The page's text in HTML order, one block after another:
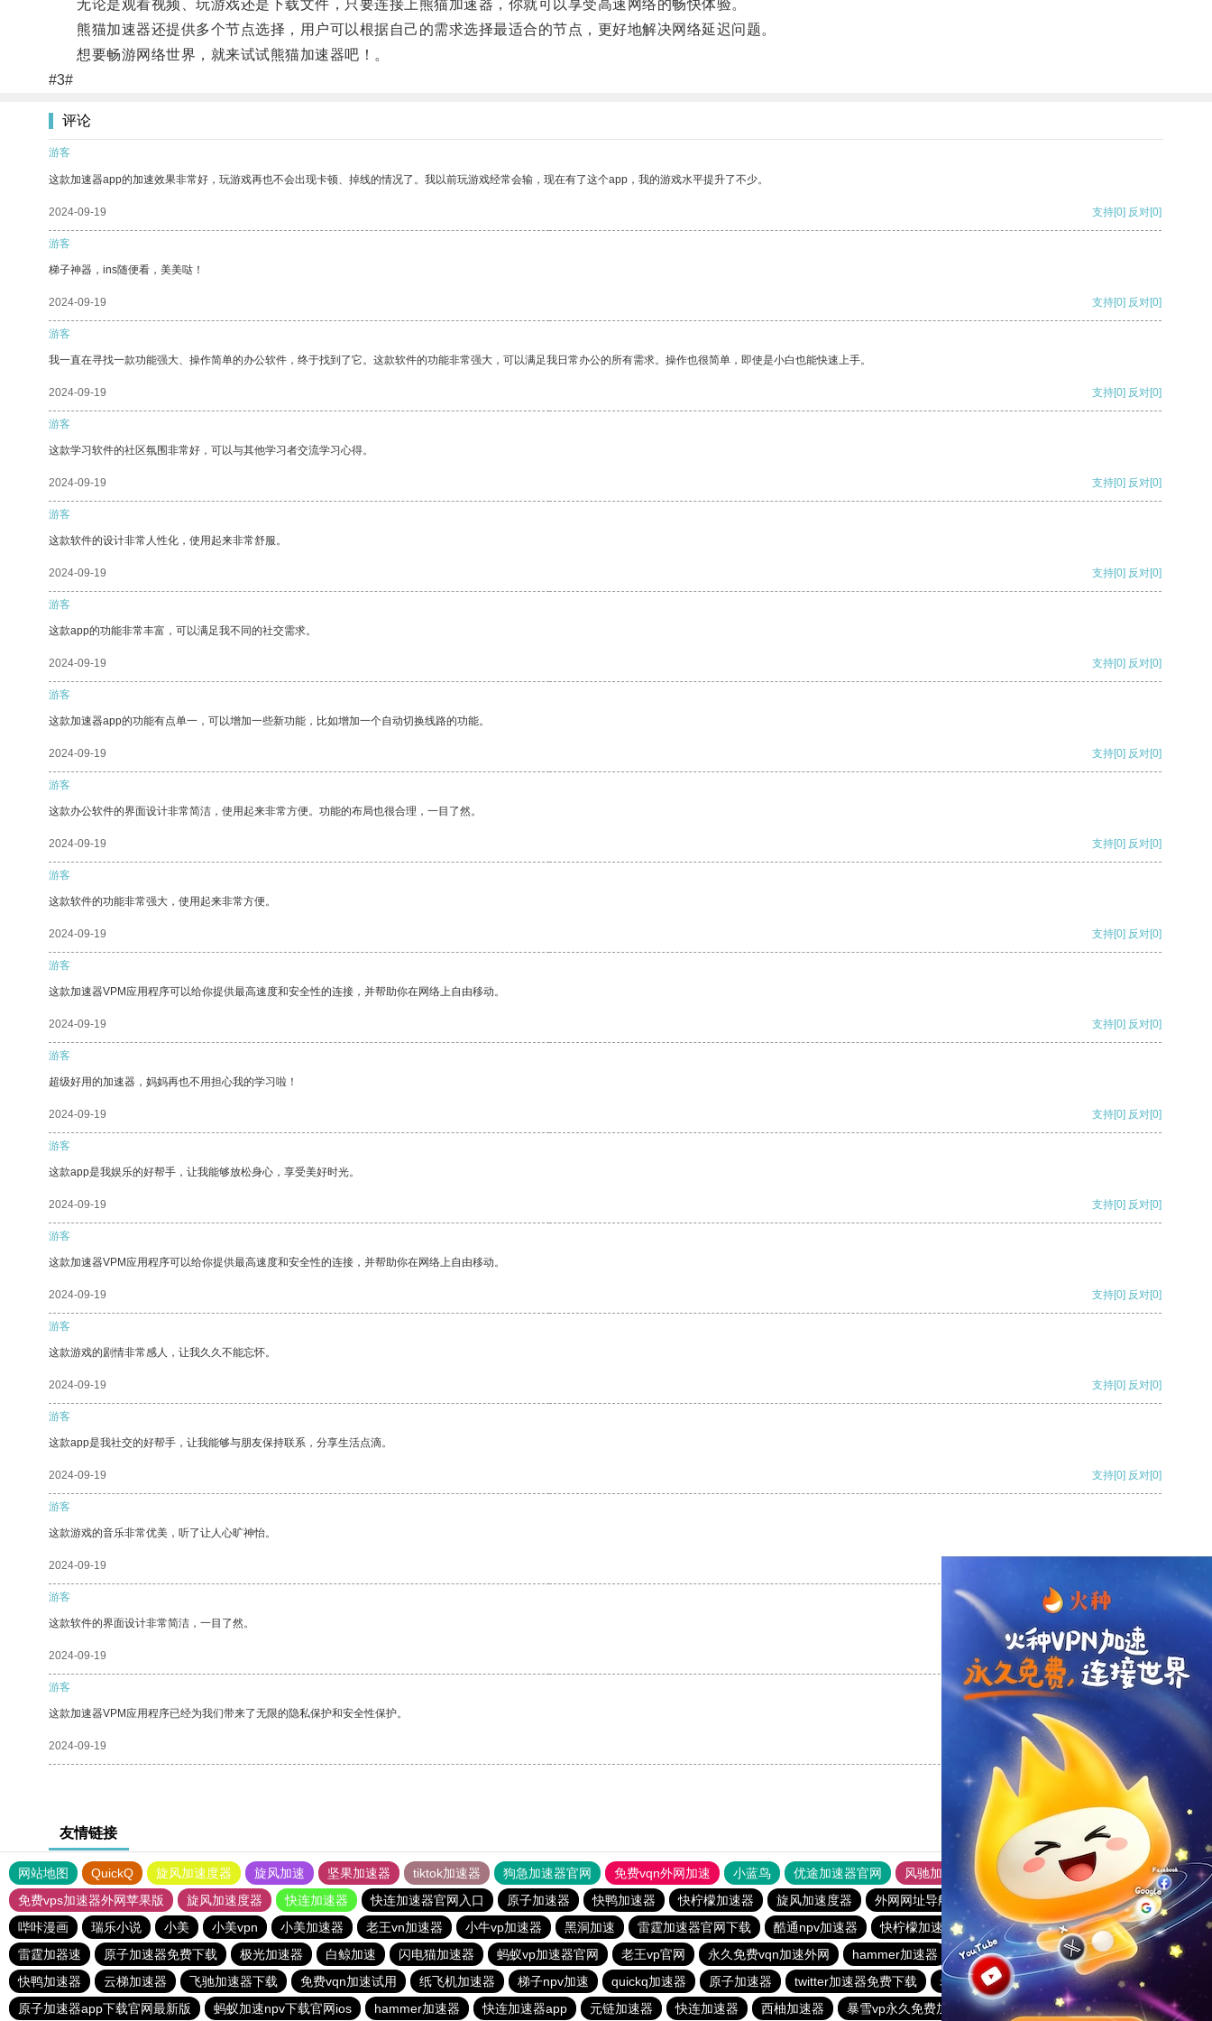
无论是观看视频、玩游戏还是下载文件，只要连接上熊猫加速器，你就可以享受高速网络的畅快体验。
熊猫加速器还提供多个节点选择，用户可以根据自己的需求选择最适合的节点，更好地解决网络延迟问题。
想要畅游网络世界，就来试试熊猫加速器吧！。
#3#
评论
游客
这款加速器app的加速效果非常好，玩游戏再也不会出现卡顿、掉线的情况了。我以前玩游戏经常会输，现在有了这个app，我的游戏水平提升了不少。
2024-09-19 支持[0] 反对[0]
游客
梯子神器，ins随便看，美美哒！
2024-09-19 支持[0] 反对[0]
游客
我一直在寻找一款功能强大、操作简单的办公软件，终于找到了它。这款软件的功能非常强大，可以满足我日常办公的所有需求。操作也很简单，即使是小白也能快速上手。
2024-09-19 支持[0] 反对[0]
游客
这款学习软件的社区氛围非常好，可以与其他学习者交流学习心得。
2024-09-19 支持[0] 反对[0]
游客
这款软件的设计非常人性化，使用起来非常舒服。
2024-09-19 支持[0] 反对[0]
游客
这款app的功能非常丰富，可以满足我不同的社交需求。
2024-09-19 支持[0] 反对[0]
游客
这款加速器app的功能有点单一，可以增加一些新功能，比如增加一个自动切换线路的功能。
2024-09-19 支持[0] 反对[0]
游客
这款办公软件的界面设计非常简洁，使用起来非常方便。功能的布局也很合理，一目了然。
2024-09-19 支持[0] 反对[0]
游客
这款软件的功能非常强大，使用起来非常方便。
2024-09-19 支持[0] 反对[0]
游客
这款加速器VPM应用程序可以给你提供最高速度和安全性的连接，并帮助你在网络上自由移动。
2024-09-19 支持[0] 反对[0]
游客
超级好用的加速器，妈妈再也不用担心我的学习啦！
2024-09-19 支持[0] 反对[0]
游客
这款app是我娱乐的好帮手，让我能够放松身心，享受美好时光。
2024-09-19 支持[0] 反对[0]
游客
这款加速器VPM应用程序可以给你提供最高速度和安全性的连接，并帮助你在网络上自由移动。
2024-09-19 支持[0] 反对[0]
游客
这款游戏的剧情非常感人，让我久久不能忘怀。
2024-09-19 支持[0] 反对[0]
游客
这款app是我社交的好帮手，让我能够与朋友保持联系，分享生活点滴。
2024-09-19 支持[0] 反对[0]
游客
这款游戏的音乐非常优美，听了让人心旷神怡。
2024-09-19
游客
这款软件的界面设计非常简洁，一目了然。
2024-09-19 支持 [0] 反对 [0]
游客
这款加速器VPM应用程序已经为我们带来了无限的隐私保护和安全性保护。
2024-09-19 支持
友情链接
网站地图 QuickQ 旋风加速度器 旋风加速 坚果加速器 tiktok加速器 狗急加速器官网 免费vqn外网加速 小蓝鸟 优途加速器官网 风驰加速器
旋风加速器
免费vps加速器外网苹果版
旋风加速度器 快连加速器 快连加速器官网入口 原子加速器 快鸭加速器 快柠檬加速器 旋风加速度器 外网网址导航 软件中心 雷霆加速
狂飙加速器
哔咔漫画
瑞乐小说 小美 小美vpn 小美加速器 老王vn加速器 小牛vp加速器 黑洞加速 雷霆加速器官网下载 酷通npv加速器 快柠檬加速器
免费梯子加速器app七天
雷霆加器速
原子加速器免费下载 极光加速器 白鲸加速 闪电猫加速器 蚂蚁vp加速器官网 老王vp官网 永久免费vqn加速外网 hammer加速器 快连加速器app
vp加速器官网
快鸭加速器
云梯加速器 飞驰加速器下载 免费vqn加速试用 纸飞机加速器 梯子npv加速 quickq加速器 原子加速器 twitter加速器免费下载 老王加速器
极光加速器
原子加速器app下载官网最新版
蚂蚁加速npv下载官网ios hammer加速器 快连加速器app 元链加速器 快连加速器 西柚加速器 暴雪vp永久免费加速器下载官网 ios加速器 快联加速器